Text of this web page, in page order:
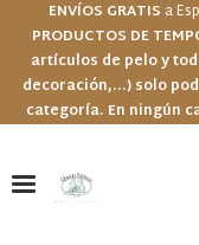
ENVÍOS GRATIS a
PRODUCTOS DE
artículos de pelo y
decoración,...) solo
categoría. En ningún